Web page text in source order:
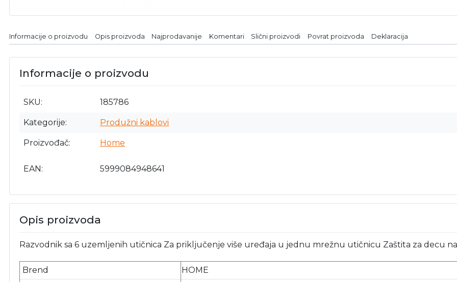
Informacije o proizvodu Opis proizvoda Najprodavanije Komentari Slični proizvodi Povrat proizvoda Deklaracija
Informacije o proizvodu
SKU 185786
Kategorije Produžni kablovi
Proizvođač Home
EAN 5999084948641
Opis proizvoda
Razvodnik sa 6 uzemljenih utičnica Za priključenje više uređaja u jednu mrežnu utičnicu Zaštita za decu
Brend
HOME